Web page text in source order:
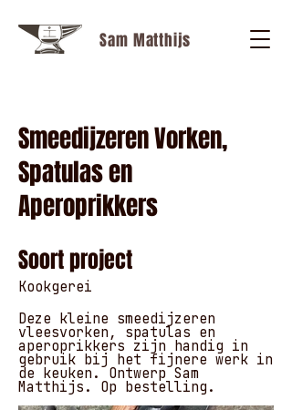
Sam Matthijs
Smeedijzeren Vorken,
Spatulas en
Aperoprikkers
Soort project
Kookgerei
Deze kleine smeedijzeren
vleesvorken, spatulas en
aperoprikkers zijn handig in
gebruik bij het fijnere werk in
de keuken. Ontwerp Sam
Matthijs. Op bestelling.